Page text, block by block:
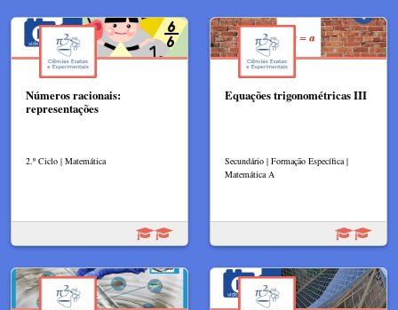
Números racionais:
representações
2.º Ciclo | Matemática
Equações trigonométricas III
Secundário | Formação Específica |
Matemática A